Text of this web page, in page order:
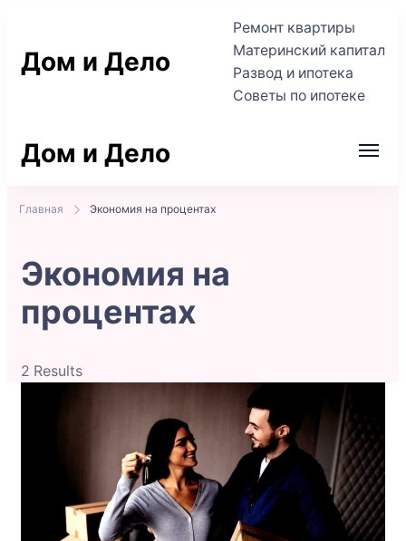
Дом и Дело
Практичные советы по жилью и сделкам
Ремонт квартиры
Материнский капитал
Развод и ипотека
Советы по ипотеке
Дом и Дело
Главная Экономия на процентах
Экономия на
процентах
2 Results